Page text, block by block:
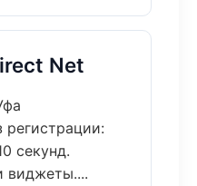
Net
регистрации:
секунд.
виджеты....